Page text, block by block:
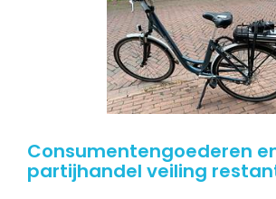
Consumentengoederen
partijhandel veiling